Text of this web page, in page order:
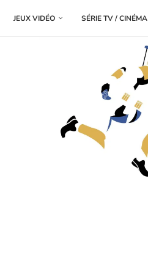
JEUX VIDÉO SÉRIE TV / CINÉMA